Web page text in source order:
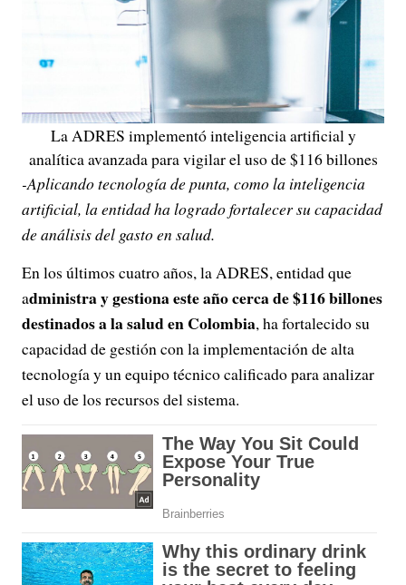
La ADRES implementó inteligencia artificial y
analítica avanzada para vigilar el uso de $116 billones
-Aplicando tecnología de punta, como la inteligencia
artificial, la entidad ha logrado fortalecer su capacidad
de análisis del gasto en salud.
En los últimos cuatro años, la ADRES, entidad que
administra y gestiona este año cerca de $116 billones
destinados a la salud en Colombia, ha fortalecido su
capacidad de gestión con la implementación de alta
tecnología y un equipo técnico calificado para analizar
el uso de los recursos del sistema.